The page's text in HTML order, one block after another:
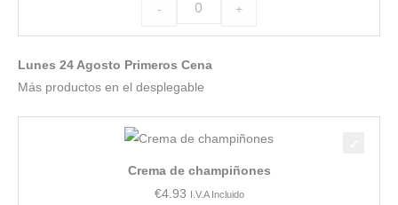
-
pimientos
rojos
cantidad
+
Lunes 24 Agosto Primeros Cena
Más productos en el desplegable
Crema de champiñones
€4.93 I.V.A Incluido
champiñones
cantidad